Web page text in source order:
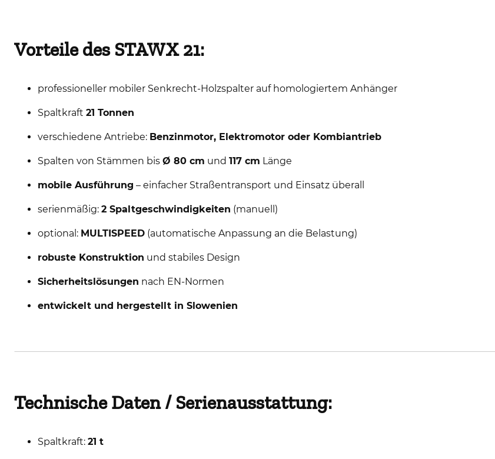
Vorteile des STAWX 21:
professioneller mobiler Senkrecht-Holzspalter auf homologiertem Anhänger
Spaltkraft 21 Tonnen
verschiedene Antriebe: Benzinmotor, Elektromotor oder Kombiantrieb
Spalten von Stämmen bis Ø 80 cm und 117 cm Länge
mobile Ausführung – einfacher Straßentransport und Einsatz überall
serienmäßig: 2 Spaltgeschwindigkeiten (manuell)
optional: MULTISPEED(automatische Anpassung an die Belastung)
robuste Konstruktion und stabiles Design
Sicherheitslösungen nach EN-Normen
entwickelt und hergestellt in Slowenien
Technische Daten / Serienausstattung:
Spaltkraft: 21 t